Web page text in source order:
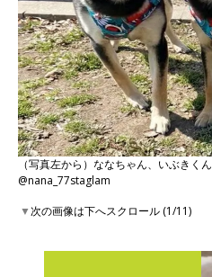
（写真左から）ななちゃん、いぶきくん
@nana_77staglam
▼次の画像は下へスクロール (1/11)